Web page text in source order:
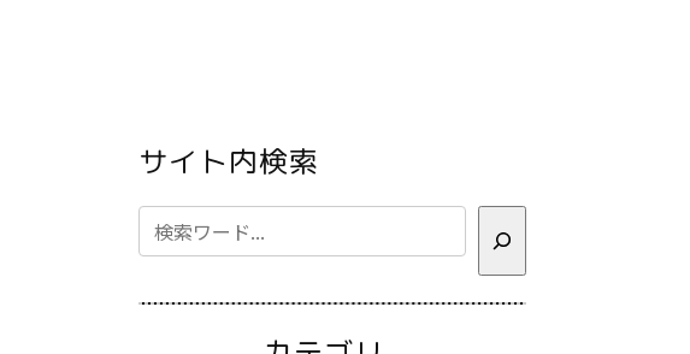
サイト内検索
検
索